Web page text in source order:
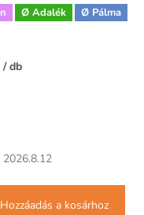
Ø Adalék Ø Pálma
/ db
2026.8.12
Hozzáadás a kosárhoz